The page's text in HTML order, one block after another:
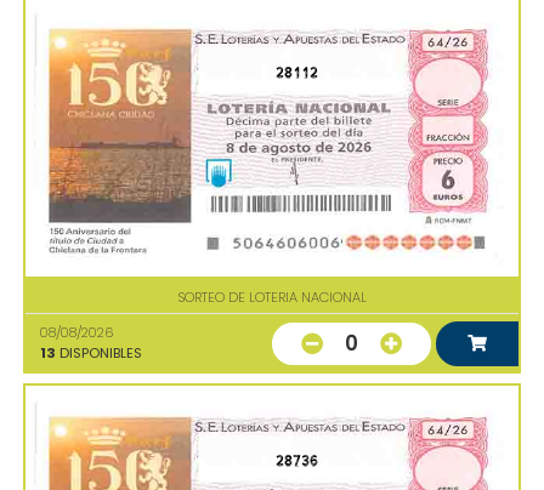
28112
SORTEO DE LOTERIA NACIONAL
08/08/2026
13 DISPONIBLES 0
28736